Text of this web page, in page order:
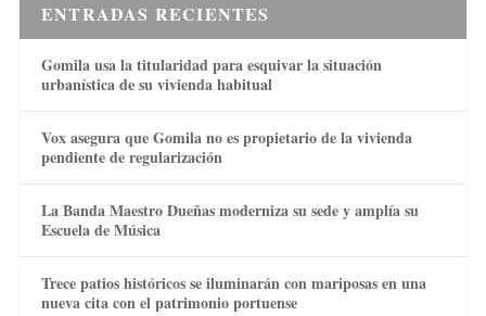
ENTRADAS RECIENTES
Gomila usa la titularidad para esquivar la situación
urbanística de su vivienda habitual
Vox asegura que Gomila no es propietario de la vivienda
pendiente de regularización
La Banda Maestro Dueñas moderniza su sede y amplía su
Escuela de Música
Trece patios históricos se iluminarán con mariposas en una
nueva cita con el patrimonio portuense